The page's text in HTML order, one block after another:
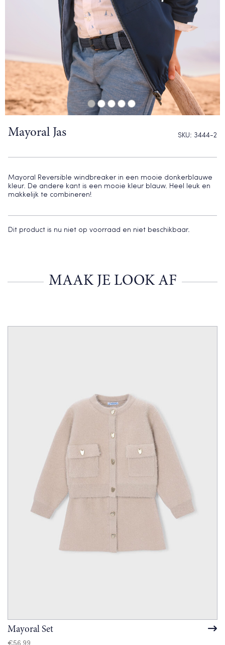
Mayoral Jas SKU: 3444-2
Mayoral Reversible windbreaker in een mooie donkerblauwe
kleur. De andere kant is een mooie kleur blauw. Heel leuk en
makkelijk te combineren!
Dit product is nu niet op voorraad en niet beschikbaar.
MAAK JE LOOK AF
Mayoral Set